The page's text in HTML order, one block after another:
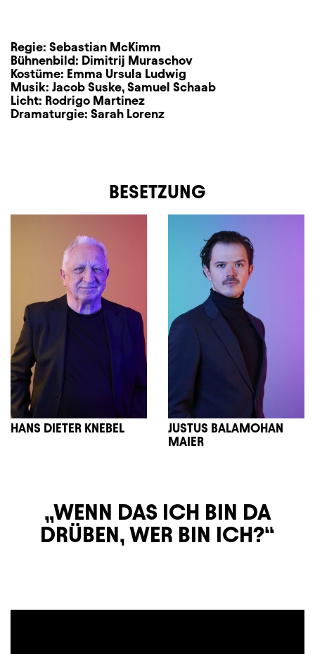
Regie: Sebastian McKimm
Bühnenbild: Dimitrij Muraschov
Kostüme: Emma Ursula Ludwig
Musik: Jacob Suske, Samuel Schaab
Licht: Rodrigo Martinez
Dramaturgie: Sarah Lorenz
BESETZUNG
HANS DIETER KNEBEL
JUSTUS BALAMOHAN
MAIER
WENN DAS ICH BIN DA
DRÜBEN, WER BIN ICH?